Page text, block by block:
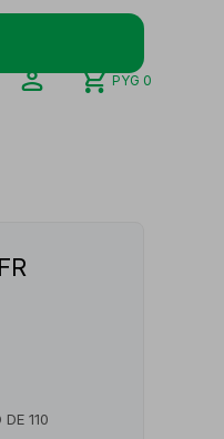
PYG 0
110